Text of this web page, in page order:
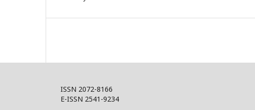
ISSN 2072-8166
E-ISSN 2541-9234